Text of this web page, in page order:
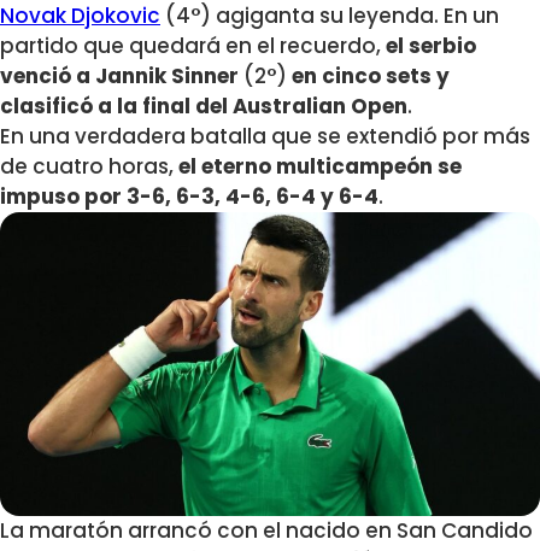
Novak Djokovic (4°) agiganta su leyenda. En un
partido que quedará en el recuerdo,el serbio
venció a Jannik Sinner (2°) en cinco sets y
clasificó a la final del Australian Open.
En una verdadera batalla que se extendió por más
de cuatro horas,el eterno multicampeón se
impuso por 3-6, 6-3, 4-6, 6-4 y 6-4.
La maratón arrancó con el nacido en San Candido